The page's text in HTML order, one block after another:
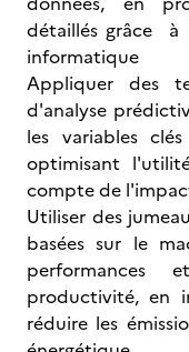
détaillés grâce à
informatique
Appliquer des
d'analyse
les variables
optimisant
compte de
Utiliser des
basées sur le
productivité, en
réduire les